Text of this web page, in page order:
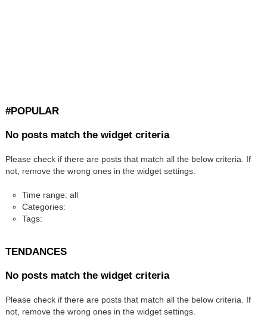
#POPULAR
No posts match the widget criteria
Please check if there are posts that match all the below criteria. If
not, remove the wrong ones in the widget settings.
Time range: all
Categories:
Tags:
TENDANCES
No posts match the widget criteria
Please check if there are posts that match all the below criteria. If
not, remove the wrong ones in the widget settings.